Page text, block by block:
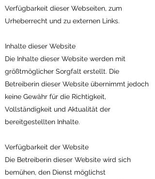
Verfügbarkeit dieser Webseiten, zum
Urheberrecht und zu externen Links.
Inhalte dieser Website
Die Inhalte dieser Website werden mit
größtmöglicher Sorgfalt erstellt. Die
Betreiberin dieser Website übernimmt jedoch
keine Gewähr für die Richtigkeit,
Vollständigkeit und Aktualität der
bereitgestellten Inhalte.
Verfügbarkeit der Website
Die Betreiberin dieser Website wird sich
bemühen, den Dienst möglichst